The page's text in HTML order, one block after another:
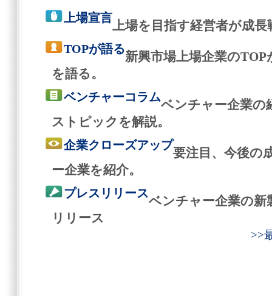
上場宣言
上場を目指す経営者が成
TOPが語る
新興市場上場企業の
を語る。
ベンチャーコラム
ベンチャー企業の
ストピックを解説。
企業クローズアップ
要注目、今後の
ー企業を紹介。
プレスリリース
ベンチャー企業の新
リリース
>>